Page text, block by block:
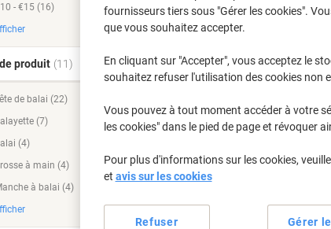
130 cm Blanc, Rouge
Achetez Plus,Dépensez Moins
€4,49 Unité
À partir de 2 Unités
1
2+
- €15 (16)
produit (11)
de balai (22)
(7)
(4)
à main (4)
à balai (4)
fournisseurs tiers sous "Gérer les cookies".
que vous souhaitez accepter.
En cliquant sur "Accepter", vous acceptez le
souhaitez refuser l'utilisation des cookies non
Vous pouvez à tout moment accéder à votre
les cookies" dans le pied de page et révoquer
Pour plus d'informations sur les cookies,
et avis sur les cookies
Gérer
Refuser